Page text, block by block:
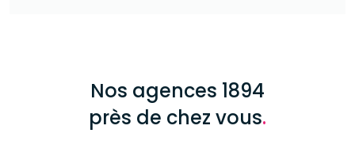
Nos agences 1894
près de chez vous.